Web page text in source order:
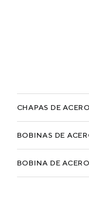
CHAPAS DE
BOBINAS DE
BOBINA DE